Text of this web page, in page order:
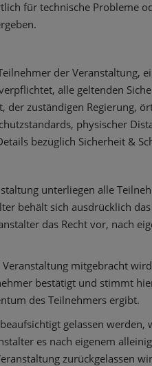
für technische Probleme
der
alle geltenden
der zuständigen Regierung,
physischer
bezüglich Sicherheit &
unterliegen alle
behält sich ausdrücklich
das Recht vor, nach
mitgebracht
bestätigt und stimmt
des Teilnehmers ergibt.
gelassen
es nach eigenem
zurückgelassen